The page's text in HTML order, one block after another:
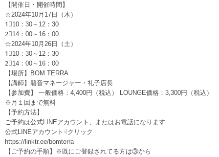
【開催日・開催時間】
☆2024年10月17日（木）
1⃣10：30～12：30
2⃣14：00～16：00
☆2024年10月26日（土）
1⃣10：30～12：30
2⃣14：00～16：00
【場所】BOM TERRA
【講師】碧音マネージャー・礼子店長
【参加費】 一般価格：4,400円（税込） LOUNGE価格：3,300円（税込）
※月１回まで無料
【予約方法】
ご予約は公式LINEアカウント、またはお電話になります
公式LINEアカウント☟クリック
https://linktr.ee/bomterra
【ご予約の手順】※既にご登録されてる方は③から